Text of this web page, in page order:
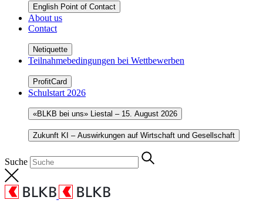
English Point of Contact
About us
Contact
Netiquette
Teilnahmebedingungen bei Wettbewerben
ProfitCard
Schulstart 2026
«BLKB bei uns» Liestal – 15. August 2026
Zukunft KI – Auswirkungen auf Wirtschaft und Gesellschaft
Suche